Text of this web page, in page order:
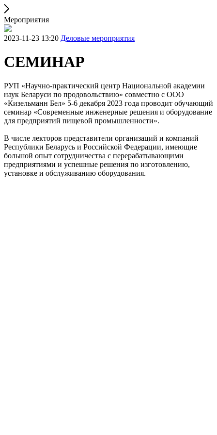
Мероприятия
2023-11-23 13:20 Деловые мероприятия
СЕМИНАР
РУП «Научно-практический центр Национальной академии
наук Беларуси по продовольствию» совместно с ООО
«Кизельманн Бел» 5-6 декабря 2023 года проводит обучающий
семинар «Современные инженерные решения и оборудование
для предприятий пищевой промышленности».
В числе лекторов представители организаций и компаний
Республики Беларусь и Российской Федерации, имеющие
большой опыт сотрудничества с перерабатывающими
предприятиями и успешные решения по изготовлению,
установке и обслуживанию оборудования.